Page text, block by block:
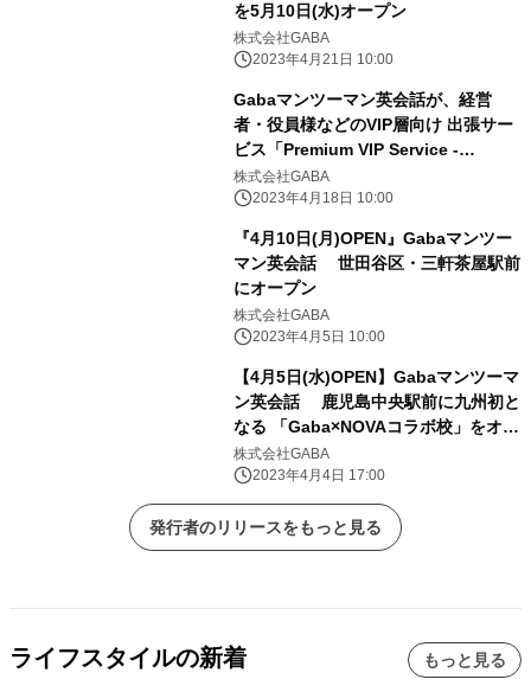
を5月10日(水)オープン
株式会社GABA
2023年4月21日 10:00
Gabaマンツーマン英会話が、経営
者・役員様などのVIP層向け 出張サー
ビス「Premium VIP Service -
Gaba-」を提供開始
株式会社GABA
2023年4月18日 10:00
『4月10日(月)OPEN』Gabaマンツー
マン英会話 世田谷区・三軒茶屋駅前
にオープン
株式会社GABA
2023年4月5日 10:00
【4月5日(水)OPEN】Gabaマンツーマ
ン英会話 鹿児島中央駅前に九州初と
なる 「Gaba×NOVAコラボ校」をオー
プン
株式会社GABA
2023年4月4日 17:00
発行者のリリースをもっと見る
ライフスタイルの新着 もっと見る